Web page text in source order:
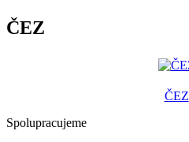
ČEZ
ČEZ
Spolupracujeme